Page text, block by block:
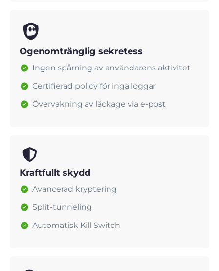
Ogenomtränglig sekretess
Ingen spårning av användarens aktivitet
Certifierad policy för inga loggar
Övervakning av läckage via e-post
Kraftfullt skydd
Avancerad kryptering
Split-tunneling
Automatisk Kill Switch